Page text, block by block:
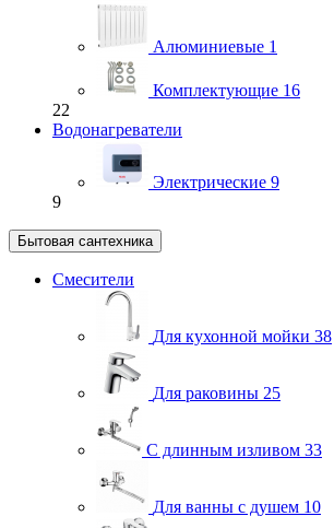
Алюминиевые 1
Комплектующие 16
22
Водонагреватели
Электрические 9
9
Бытовая сантехника
Смесители
Для кухонной мойки 38
Для раковины 25
С длинным изливом 33
Для ванны с душем 10